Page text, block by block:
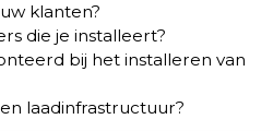
klanten?
die je installeert?
bij het installeren van
laadinfrastructuur?